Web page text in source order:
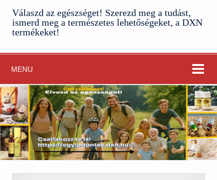
Válaszd az egészséget! Szerezd meg a tudást,
ismerd meg a természetes lehetőségeket, a DXN
termékeket!
MENU